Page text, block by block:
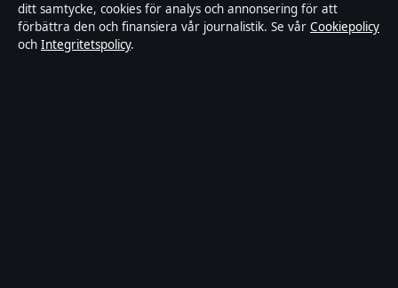
Redaktionell policy
Rättelsepolicy
ditt samtycke, cookies för analys och annonsering för att
förbättra den och finansiera vår journalistik. Se vår Cookiepolicy
och Integritetspolicy.